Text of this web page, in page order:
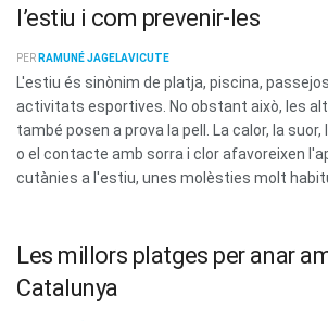
l’estiu i com prevenir-les
PER RAMUNÉ JAGELAVICUTE
L'estiu és sinònim de platja, piscina,
activitats esportives. No obstant això, les
també posen a prova la pell. La calor, la
o el contacte amb sorra i clor afavoreixen
cutànies a l'estiu, unes molèsties molt
Les millors platges per anar
Catalunya